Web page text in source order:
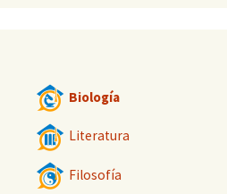
Biología
Literatura
Filosofía